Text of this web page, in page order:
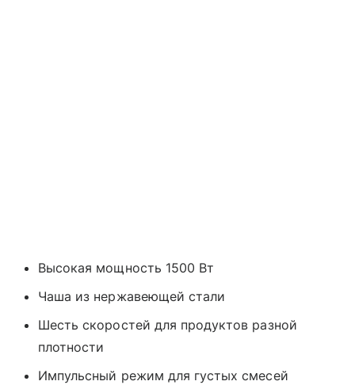
Высокая мощность 1500 Вт
Чаша из нержавеющей стали
Шесть скоростей для продуктов разной
плотности
Импульсный режим для густых смесей